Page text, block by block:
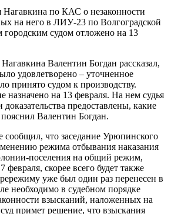
по КАС о незаконности
на него в ЛИУ-23 по Волгоградской
судом отложено на 13
Валентин Богдан рассказал,
удовлетворено – уточненное
принято судом к производству.
назначено на 13 февраля. На нем судья
доказательства предоставлены, какие
Валентин Богдан.
сообщил, что заседание Урюпинского
режима отбывания наказания
поселения на общий режим,
февраля, скорее всего будет также
уже был один раз перенесен в
необходимо в судебном порядке
взысканий, наложенных на
примет решение, что взыскания